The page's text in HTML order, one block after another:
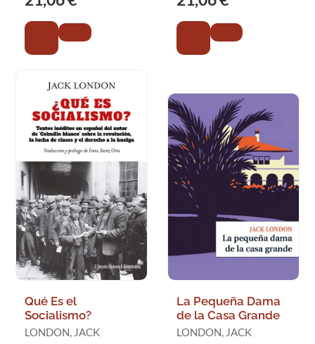
Qué Es el
Socialismo?
LONDON, JACK
La Pequeña Dama
de la Casa Grande
LONDON, JACK